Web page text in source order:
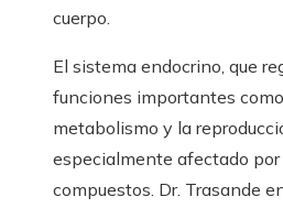
cuerpo.
El sistema endocrino, que
funciones importantes
metabolismo y la
especialmente afectado por
compuestos. Dr. Trasande